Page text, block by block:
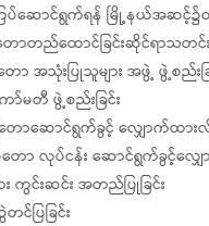
ပ်ဆောင်ရွက်ရန် မြို့နယ်အဆင့်၌ဝန်
တည်ထောင်ခြင်းဆိုင်ရာသတင်း
အသုံးပြုသူများ အဖွဲ့ ဖွဲ့စည်းခ
ာ်မတီ ဖွဲ့စည်းခြင်း
ဆောင်ရွက်ခွင့် လျှောက်ထားလို
ာ လုပ်ငန်း ဆောင်ရွက်ခွင့်လျှေ
ကွင်းဆင်း အတည်ပြုခြင်း
ပြခြင်း